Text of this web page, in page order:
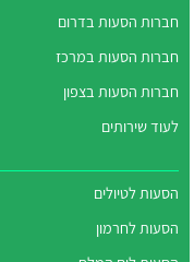
חברות הסעות בדרום
חברות הסעות במרכז
חברות הסעות בצפון
לעוד שירותים
הסעות לטיולים
הסעות לחרמון